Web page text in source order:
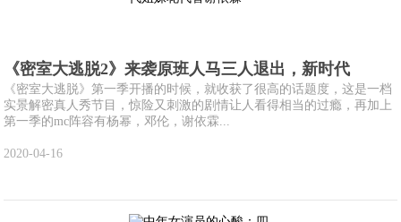
《密室大逃脱2》来袭原班人马三人退出，新时代
《密室大逃脱》第一季开播的时候，就收获了很高的话题度，这是一档
实景解密真人秀节目，惊险又刺激的剧情让人看得相当的过瘾，再加上
第一季的mc阵容有杨幂，邓伦，谢依霖...
2020-04-16